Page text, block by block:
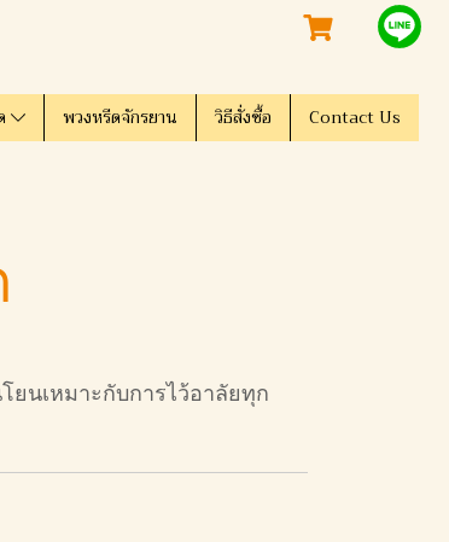
พวงหรีดจักรยาน วิธีสั่งซื้อ Contact Us
นเหมาะกับการไว้อาลัยทุก